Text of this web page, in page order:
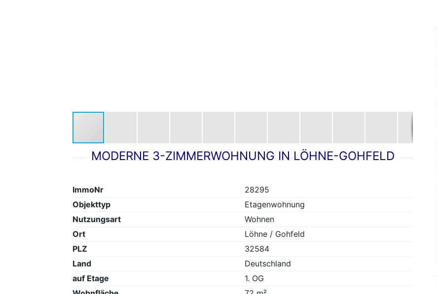
MODERNE 3-ZIMMERWOHNUNG IN LÖHNE-GOHFELD
ImmoNr
28295
Objekttyp
Etagenwohnung
Nutzungsart
Wohnen
Ort
Löhne / Gohfeld
PLZ
32584
Land
Deutschland
auf Etage
1. OG